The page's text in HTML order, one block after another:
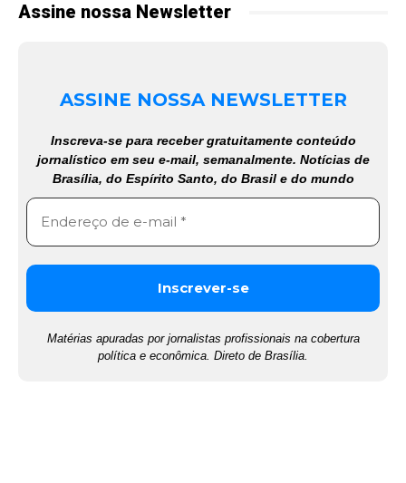
Assine nossa Newsletter
ASSINE NOSSA NEWSLETTER
Inscreva-se para receber gratuitamente conteúdo
jornalístico em seu e-mail, semanalmente. Notícias de
Brasília, do Espírito Santo, do Brasil e do mundo
Matérias apuradas por jornalistas profissionais na cobertura
política e econômica. Direto de Brasília.